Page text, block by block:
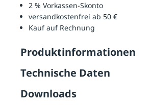
2 % Vorkassen-Skonto
versandkostenfrei ab 50 €
Kauf auf Rechnung
Produktinformationen
Technische Daten
Downloads